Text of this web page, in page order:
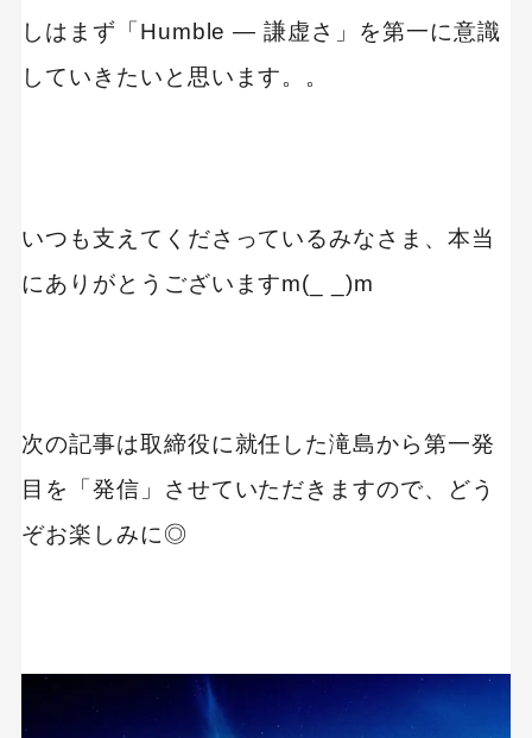
しはまず「Humble ― 謙虚さ」を第一に意識
していきたいと思います。。
いつも支えてくださっているみなさま、本当
にありがとうございますm(_ _)m
次の記事は取締役に就任した滝島から第一発
目を「発信」させていただきますので、どう
ぞお楽しみに◎